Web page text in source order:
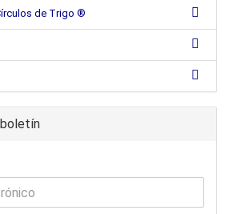
de Trigo ®